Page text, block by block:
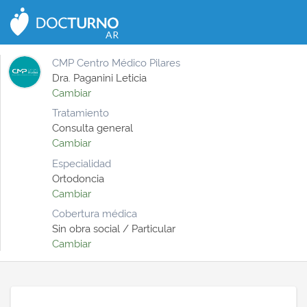
AR
CMP Centro Médico Pilares
Dra. Paganini Leticia
Cambiar
Tratamiento
Consulta general
Cambiar
Especialidad
Ortodoncia
Cambiar
Cobertura médica
Sin obra social / Particular
Cambiar